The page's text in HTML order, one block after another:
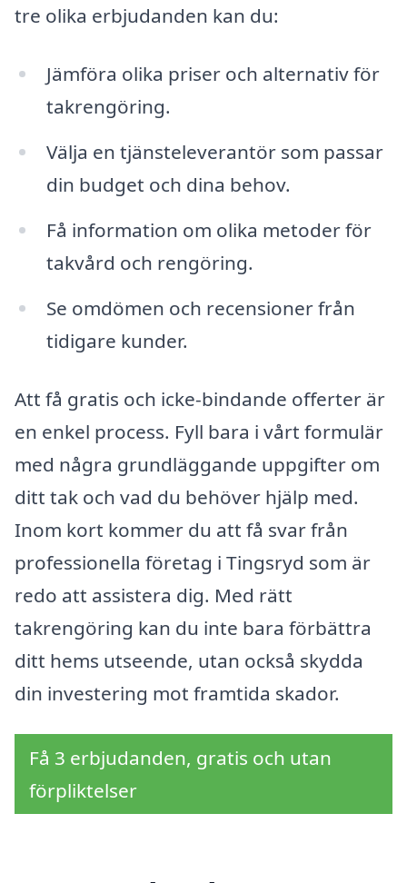
tre olika erbjudanden kan du:
Jämföra olika priser och alternativ för
takrengöring.
Välja en tjänsteleverantör som passar
din budget och dina behov.
Få information om olika metoder för
takvård och rengöring.
Se omdömen och recensioner från
tidigare kunder.
Att få gratis och icke-bindande offerter är
en enkel process. Fyll bara i vårt formulär
med några grundläggande uppgifter om
ditt tak och vad du behöver hjälp med.
Inom kort kommer du att få svar från
professionella företag i Tingsryd som är
redo att assistera dig. Med rätt
takrengöring kan du inte bara förbättra
ditt hems utseende, utan också skydda
din investering mot framtida skador.
Få 3 erbjudanden, gratis och utan
förpliktelser